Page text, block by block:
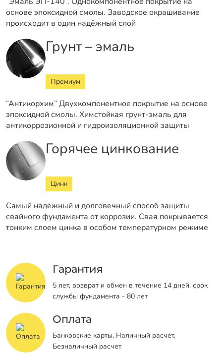
основе эпоксидной смолы. Заводское окрашивание
происходит в один надёжный слой
Грунт – эмаль
Премиум
“Антикорхим” Двухкомпонентное покрытие на основе
эпоксидной смолы. Химстойкая грунт-эмаль для
антикоррозионной и гидроизоляционной защиты
Горячее цинкование
Цинк
Самый надёжный и долговечный способ защиты
свайного фундамента от коррозии. Свая покрывается
тонким слоем цинка в особом температурном режиме
Гарантия
5 лет, возврат и обмен в течение 14 дней, срок
службы фундамента - 80 лет
Оплата
Банковские карты, Наличный расчет,
Безналичный расчет